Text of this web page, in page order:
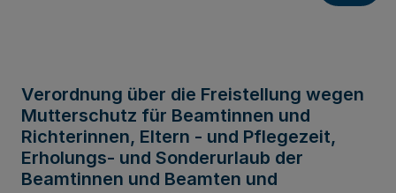
Verordnung über die Freistellung wegen
Mutterschutz für Beamtinnen und
Richterinnen, Eltern - und Pflegezeit,
Erholungs- und Sonderurlaub der
Beamtinnen und Beamten und